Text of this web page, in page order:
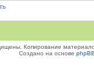
Копирование
Создано на основе